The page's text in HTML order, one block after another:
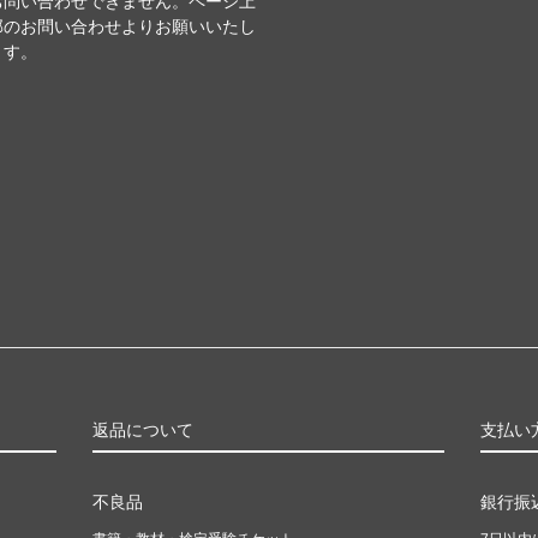
のお問い合わせよりお願いいたし
。
返品について
不良品
支払い
銀行振